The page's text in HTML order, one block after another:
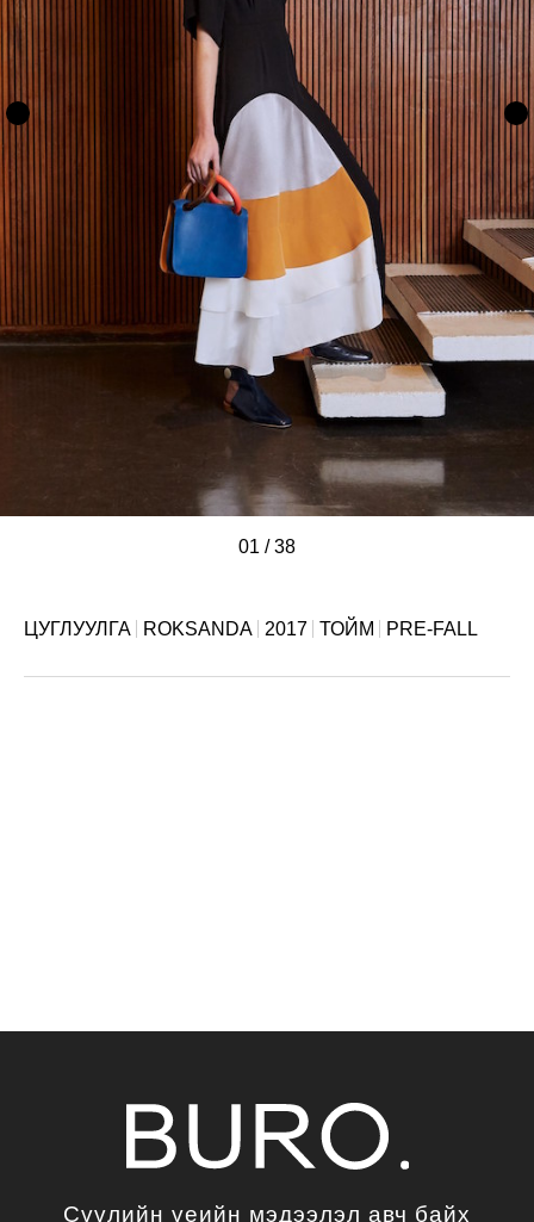
01 / 38
/////////
////////////////////////////
ЦУГЛУУЛГА ROKSANDA 2017 ТОЙМ PRE-FALL
Сүүлийн үеийн мэдээлэл авч байх